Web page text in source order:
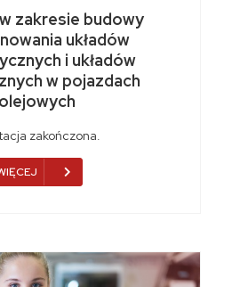
zakresie budowy
układów
i układów
w pojazdach
zakończona.